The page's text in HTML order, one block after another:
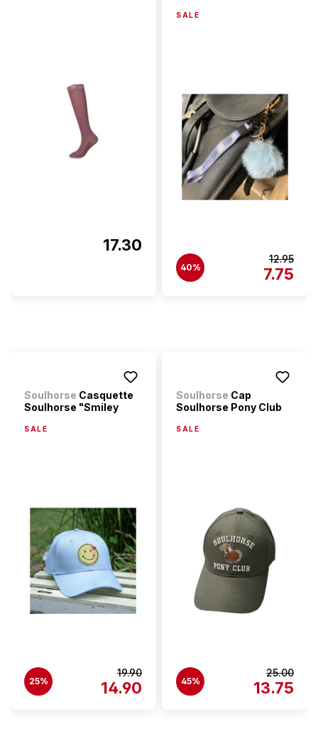
17.30
SALE
40%
12.95
7.75
Soulhorse Casquette
Soulhorse "Smiley
SALE
25%
19.90
14.90
Soulhorse Cap
Soulhorse Pony Club
SALE
45%
25.00
13.75